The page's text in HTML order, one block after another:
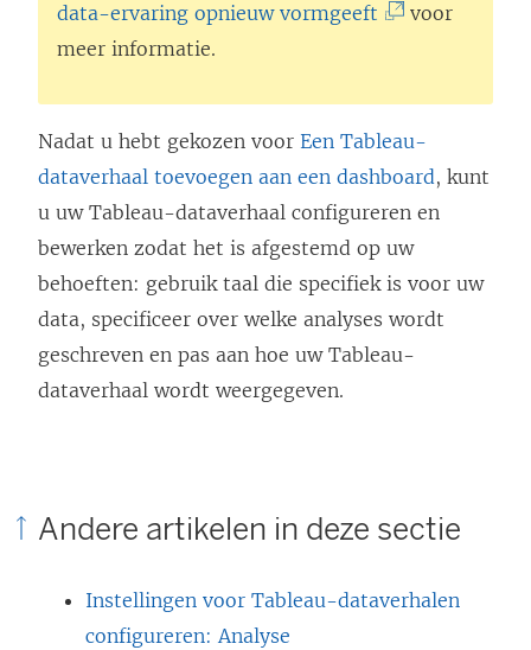
data-ervaring opnieuw vormgeeft
k
w
o
r
d
t
i
n
voor
meer informatie.
Nadat u hebt gekozen voor Een Tableau-
dataverhaal toevoegen aan een dashboard, kunt
u uw Tableau-dataverhaal configureren en
bewerken zodat het is afgestemd op uw
behoeften: gebruik taal die specifiek is voor uw
data, specificeer over welke analyses wordt
geschreven en pas aan hoe uw Tableau-
dataverhaal wordt weergegeven.
Andere artikelen in deze sectie
Instellingen voor Tableau-dataverhalen
configureren: Analyse